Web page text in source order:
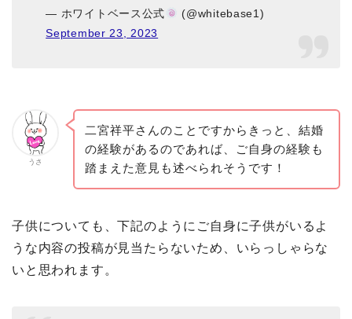
— ホワイトベース公式
(@whitebase1)
September 23, 2023
うさ
二宮祥平さんのことですからきっと、結婚
の経験があるのであれば、ご自身の経験も
踏まえた意見も述べられそうです！
子供についても、下記のようにご自身に子供がいるよ
うな内容の投稿が見当たらないため、いらっしゃらな
いと思われます。